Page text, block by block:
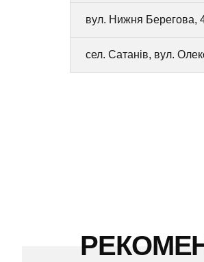
вул. Нижня Берегова,
сел. Сатанів, вул.